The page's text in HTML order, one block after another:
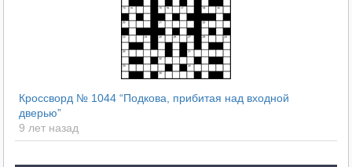
Кроссворд № 1044 “Подкова, прибитая над входной
дверью”
9 лет назад